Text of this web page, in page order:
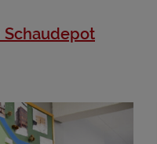
Schaudepot